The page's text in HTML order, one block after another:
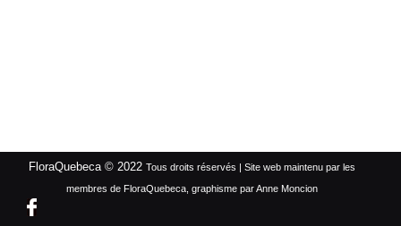
FloraQuebeca © 2022 Tous droits réservés | Site web maintenu par les
membres de FloraQuebeca, graphisme par Anne Moncion